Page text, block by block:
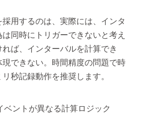
採用するのは、実際には、インタ
同時にトリガーできないと考え
ば、インターバルを計算でき
できない。時間精度の問題で時
秒記録動作を推奨します。
ントが異なる計算ロジック